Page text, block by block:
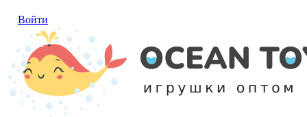
Войти